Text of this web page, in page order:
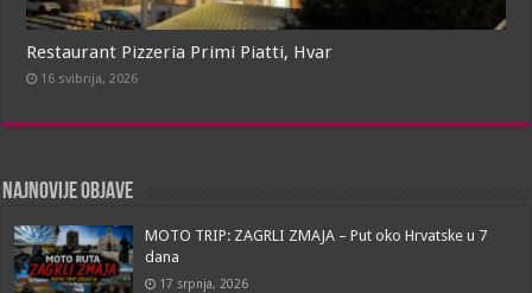
Restaurant Pizzeria Primi Piatti, Hvar
16 svibnja, 2026
Najnovije objave
MOTO TRIP: ZAGRLI ZMAJA – Put oko Hrvatske u 7
dana
17 srpnja, 2026